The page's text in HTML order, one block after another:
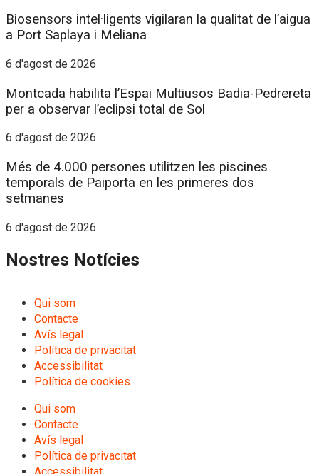
Biosensors intel·ligents vigilaran la qualitat de l’aigua
a Port Saplaya i Meliana
6 d'agost de 2026
Montcada habilita l’Espai Multiusos Badia-Pedrereta
per a observar l’eclipsi total de Sol
6 d'agost de 2026
Més de 4.000 persones utilitzen les piscines
temporals de Paiporta en les primeres dos
setmanes
6 d'agost de 2026
Nostres Notícies
Qui som
Contacte
Avís legal
Política de privacitat
Accessibilitat
Política de cookies
Qui som
Contacte
Avís legal
Política de privacitat